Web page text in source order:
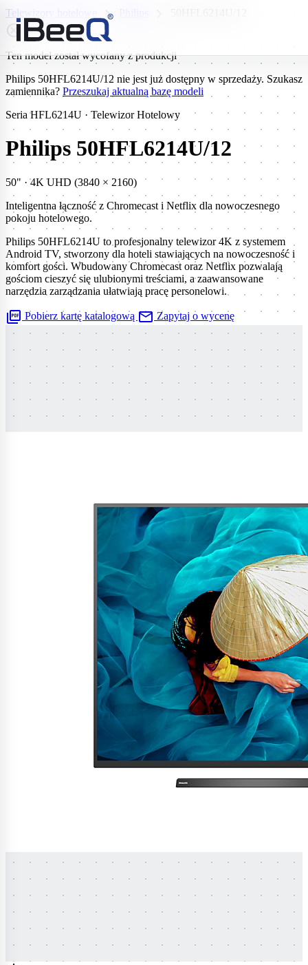
Telewizory hotelowe chevron_right
highlight_off
Ten model został wycofany z produkcji
Philips 50HFL6214U/12 nie jest już dostępny w sprzedaży. Szukasz
zamiennika? Przeszukaj aktualną bazę modeli
Seria HFL6214U · Telewizor Hotelowy
Philips 50HFL6214U/12
50" · 4K UHD (3840 × 2160)
Inteligentna łączność z Chromecast i Netflix dla nowoczesnego
pokoju hotelowego.
Philips 50HFL6214U to profesjonalny telewizor 4K z systemem
Android TV, stworzony dla hoteli stawiających na nowoczesność i
komfort gości. Wbudowany Chromecast oraz Netflix pozwalają
gościom cieszyć się ulubionymi treściami, a zaawansowane
narzędzia zarządzania ułatwiają pracę personelowi.
picture_as_pdf Pobierz kartę katalogową mail Zapytaj o wycenę